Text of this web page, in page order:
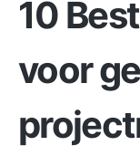
10
voor